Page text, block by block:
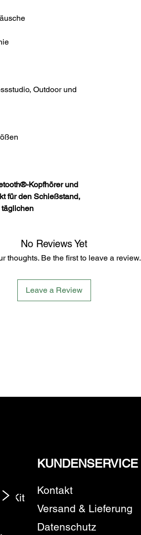
Outdoor und
Kopfhörer und
für den Schießstand,
No Reviews Yet
thoughts. Be the first to leave a review.
Leave a Review
Kit
KUNDENSERVICE
Kontakt
Versand & Lieferung
Datenschutz